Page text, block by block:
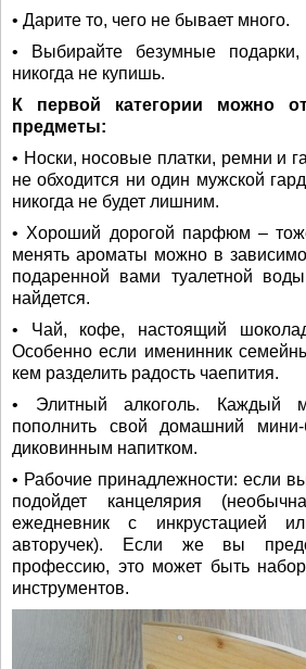
• Дарите то, чего не бывает много.
• Выбирайте безумные
никогда не купишь.
К первой категории можно
предметы:
• Носки, носовые платки, ремни и
не обходится ни один мужской
никогда не будет лишним.
• Хороший дорогой парфюм –
менять ароматы можно в
подаренной вами туалетной
найдется.
• Чай, кофе, настоящий
Особенно если именинник
кем разделить радость чаепития.
• Элитный алкоголь. Каждый
пополнить свой домашний
диковинным напитком.
• Рабочие принадлежности: если
подойдет канцелярия
ежедневник с инкрустацией
авторучек). Если же вы
профессию, это может быть
инструментов.